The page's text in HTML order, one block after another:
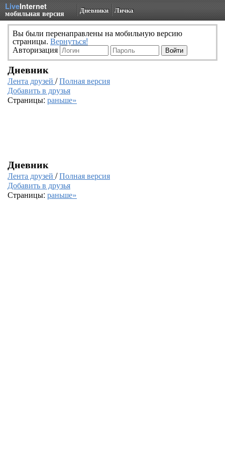
LiveInternet
мобильная версия Дневники Личка
Вы были перенаправлены на мобильную версию
страницы. Вернуться!
Авторизация
Дневник
Лента друзей /Полная версия
Добавить в друзья
Страницы: раньше»
Дневник
Лента друзей /Полная версия
Добавить в друзья
Страницы: раньше»